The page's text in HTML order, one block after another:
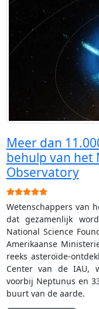
Meer dan
behulp van het
Observatory
Gebruikerswaardering:
Wetenschappers van
dat gezamenlijk
National Science
Amerikaanse
reeks asteroïde-
Center van de IAU,
voorbij Neptunus en
buurt van de aarde.